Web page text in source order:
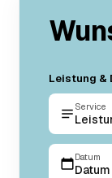
Leistung &
Service
Datum
Datum